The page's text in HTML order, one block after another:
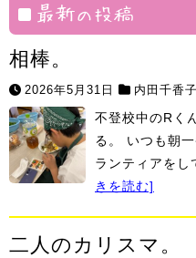
最新の投稿
相棒。
2026年5月31日 内田千香
不登校中のRく
る。 いつも朝
ランティアを
きを読む]
二人のカリスマ。